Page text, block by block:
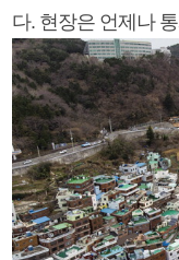
다. 현장은 언제나